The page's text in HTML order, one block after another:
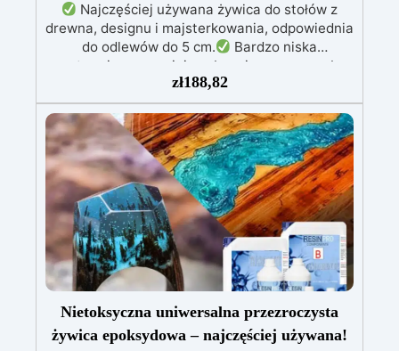
Najczęściej używana żywica do stołów z
drewna, designu i majsterkowania, odpowiednia
do odlewów do 5 cm.
Bardzo niska
egzotermia zapewniająca bezpieczną pracę bez
Odporna na zarysowania i
żółknięcie dzięki filtrom UV i wysokiej jakości
mechanicznej.
Niska lepkość, eliminująca
pęcherzyki powietrza i zapewniająca gładkie
wykończenie.
Bezpieczna i nietoksyczna,
wolna od BPA/VOC, certyfikowana do
długotrwałego kontaktu ze skórą.
zł188,82
Nietoksyczna uniwersalna przezroczysta
żywica epoksydowa – najczęściej używana!